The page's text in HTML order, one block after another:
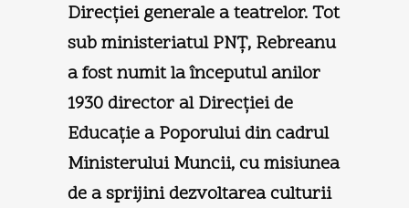
Direcţiei generale a teatrelor. Tot
sub ministeriatul PNŢ, Rebreanu
a fost numit la începutul anilor
1930 director al Direcţiei de
Educaţie a Poporului din cadrul
Ministerului Muncii, cu misiunea
de a sprijini dezvoltarea culturii